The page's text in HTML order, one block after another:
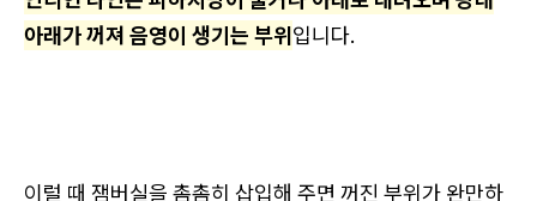
아래가 꺼져 음영이 생기는 부위입니다.
이럴 때 잼버실을 촘촘히 삽입해 주면 꺼진 부위가 완만하